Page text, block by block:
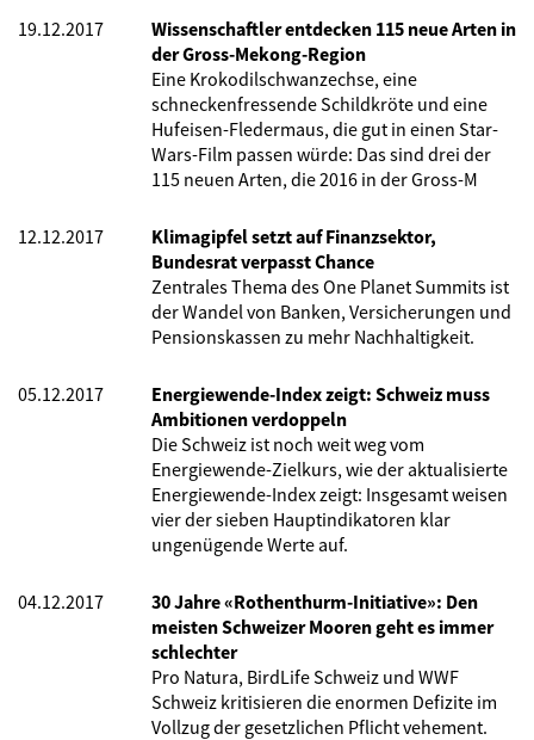
19.12.2017
Wissenschaftler entdecken 115 neue Arten in
der Gross-Mekong-Region
Eine Krokodilschwanzechse, eine
schneckenfressende Schildkröte und eine
Hufeisen-Fledermaus, die gut in einen Star-
Wars-Film passen würde: Das sind drei der
115 neuen Arten, die 2016 in der Gross-M
12.12.2017
Klimagipfel setzt auf Finanzsektor,
Bundesrat verpasst Chance
Zentrales Thema des One Planet Summits ist
der Wandel von Banken, Versicherungen und
Pensionskassen zu mehr Nachhaltigkeit.
05.12.2017
Energiewende-Index zeigt: Schweiz muss
Ambitionen verdoppeln
Die Schweiz ist noch weit weg vom
Energiewende-Zielkurs, wie der aktualisierte
Energiewende-Index zeigt: Insgesamt weisen
vier der sieben Hauptindikatoren klar
ungenügende Werte auf.
04.12.2017
30 Jahre «Rothenthurm-Initiative»: Den
meisten Schweizer Mooren geht es immer
schlechter
Pro Natura, BirdLife Schweiz und WWF
Schweiz kritisieren die enormen Defizite im
Vollzug der gesetzlichen Pflicht vehement.